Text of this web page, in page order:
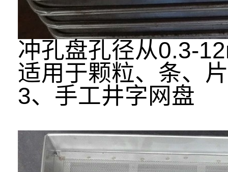
冲孔盘孔径从0.3-
适用于颗粒、条、
3、手工井字网盘